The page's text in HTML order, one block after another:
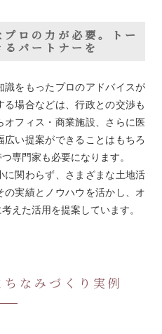
ロの力が必要。トー
パートナーを
識をもったプロのアドバイスが
場合などは、行政との交渉も
オフィス・商業施設、さらに医
い提案ができることはもちろ
専門家も必要になります。
に関わらず、さまざまな土地活
実績とノウハウを活かし、オ
えた活用を提案しています。
なみづくり実例